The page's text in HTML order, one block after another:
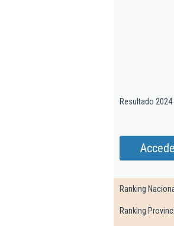
Resultado 2024
Ranking
Ranking